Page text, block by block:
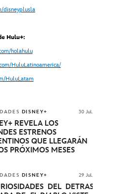
disneyplusla
Hulu+:
holahulu
HuluLatinoamerica/
HuluLatam
DISNEY+ 30 Jul.
REVELA LOS
ESTRENOS
QUE LLEGARÁN
PRÓXIMOS MESES
DISNEY+ 29 Jul.
DEL DETRÁS DE